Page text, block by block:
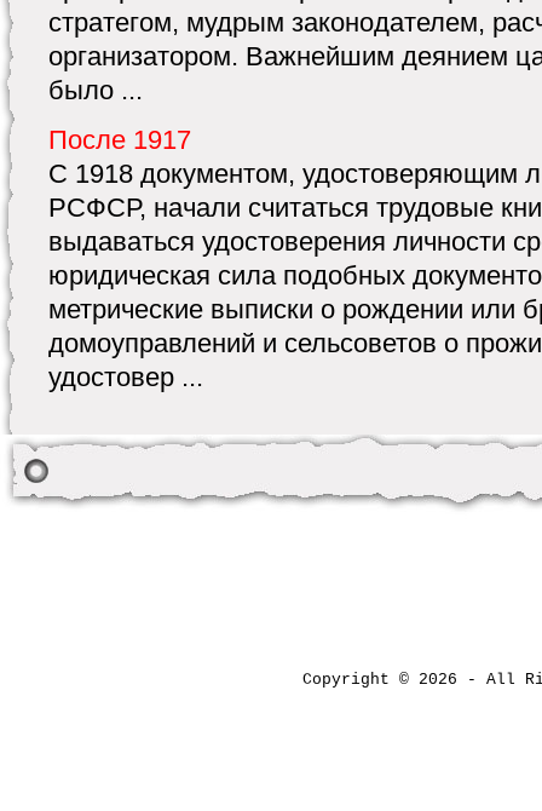
стратегом, мудрым законодателем,
организатором. Важнейшим деянием
было ...
После 1917
С 1918 документом, удостоверяющим
РСФСР, начали считаться трудовые
выдаваться удостоверения личности
юридическая сила подобных
метрические выписки о рождении или
домоуправлений и сельсоветов о
удостовер ...
Copyright © 2026 - All